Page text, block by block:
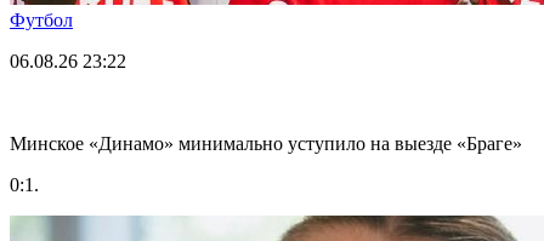
Футбол
06.08.26 23:22
Минское «Динамо» минимально уступило на выезде «Браге»
0:1.